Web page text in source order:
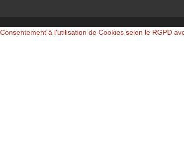
Consentement à l'utilisation de Cookies selon le RGPD